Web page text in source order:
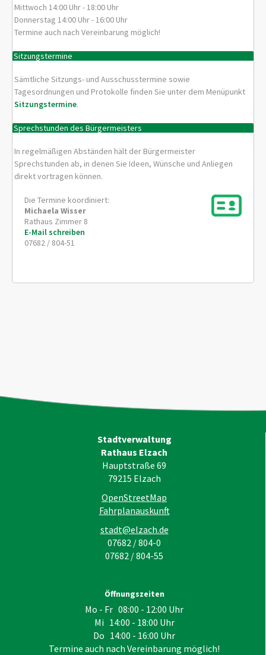
Mittwoch 14:00 Uhr - 18:00 Uhr
Donnerstag 14:00 Uhr - 16:00 Uhr
Termine auch nach Vereinbarung möglich!
Sitzungstermine
Sämtliche Sitzungs- und Ausschusstermine sowie
Tagesordnungen und Protokolle finden Sie unter dem Menüpunkt
Sitzungstermine.
Sprechstunden des Bürgermeisters
In regelmäßigen Abständen hält der Bürgermeister
Sprechstunden ab, in denen Sie Ideen, Wünsche und Anliegen
direkt vortragen können.
Die Termine koordiniert:
Michaela Wisser
Rathaus Zimmer 8
E-Mail schreiben
07682 / 804-51
Stadtverwaltung
Rathaus Elzach
Hauptstraße 69
79215 Elzach
OpenStreetMap
Fahrplanauskunft
stadt@elzach.de
07682 / 804-0
07682 / 804-55
Öffnungszeiten
Mo - Fr 08:00 - 12:00 Uhr
Mi 14:00 - 18:00 Uhr
Do 14:00 - 16:00 Uhr
Termine auch nach Vereinbarung möglich!